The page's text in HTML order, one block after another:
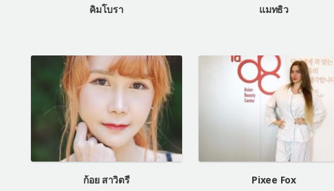
คิมโบรา แมทธิว
ก้อย สาวิตรี Pixee Fox